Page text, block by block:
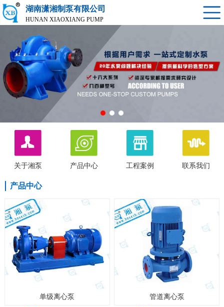
湖南潇湘制泵有限公司
HUNAN XIAOXIANG PUMP
关于湘泵 产品中心 工程案例 联系我们
产品中心
单级离心泵 管道离心泵